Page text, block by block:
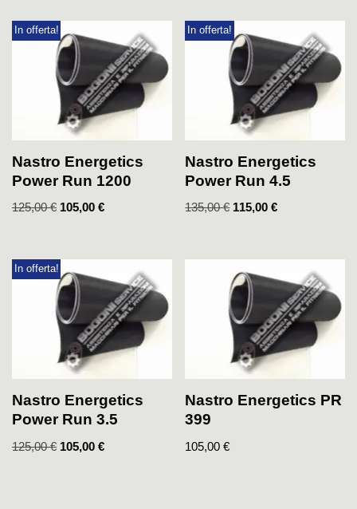
In offerta!
Nastro Energetics
Power Run 1200
125,00€ 105,00 €
In offerta!
Nastro Energetics
Power Run 4.5
135,00€ 115,00€
In offerta!
Nastro Energetics
Power Run 3.5
125,00€ 105,00 €
Nastro Energetics PR
399
105,00€